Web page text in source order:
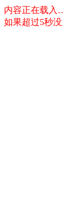
内容正在载
如果超过5秒